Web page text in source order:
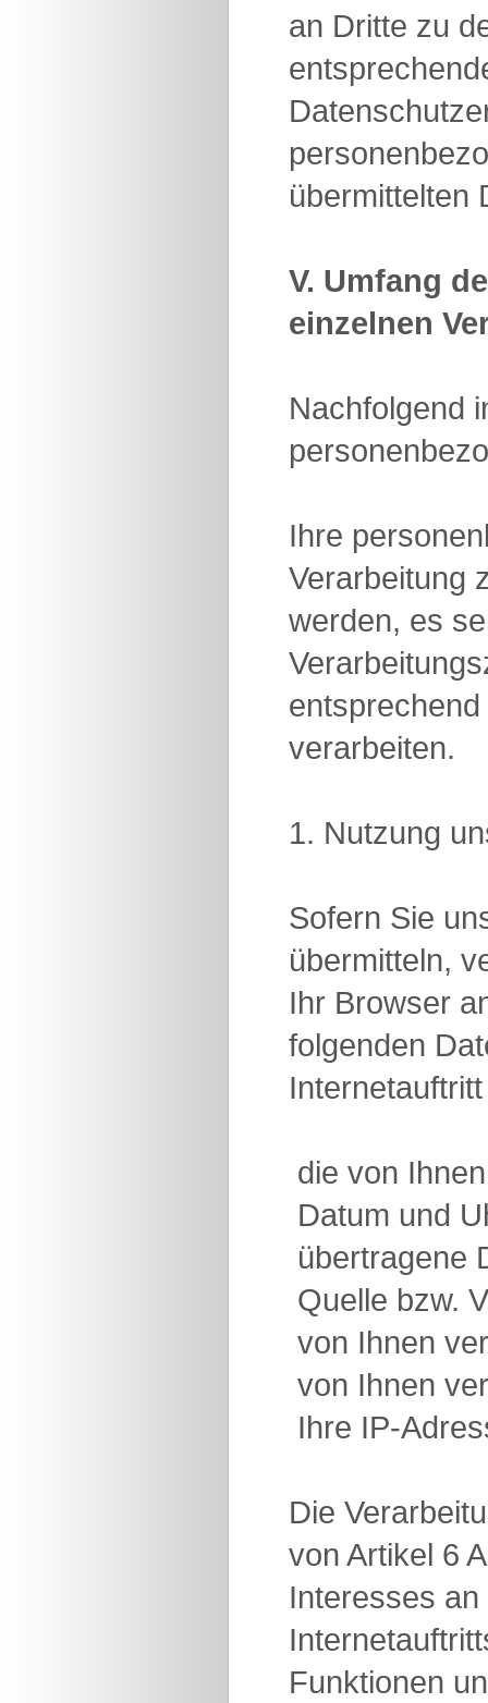
an Dritte zu
übermittelten
V. Umfang
einzelnen
Nachfolgend
Ihre
Verarbeitung
werden, es
verarbeiten.
1. Nutzung
Sofern Sie
übermitteln,
Ihr Browser
folgenden
 die von
 Datum und

 Quelle
 von Ihnen
 von Ihnen
 Ihre IP-
Die
von Artikel 6
Interesses
Funktionen